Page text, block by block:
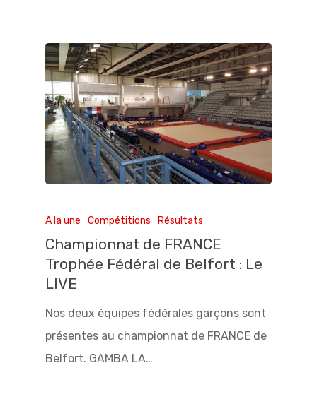
A la une Compétitions Résultats
Championnat de FRANCE
Trophée Fédéral de Belfort : Le
LIVE
Nos deux équipes fédérales garçons sont
présentes au championnat de FRANCE de
Belfort. GAMBA LA…